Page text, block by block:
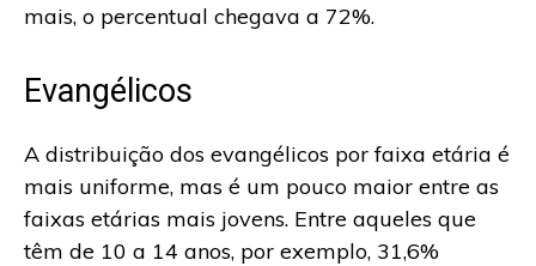
mais, o percentual chegava a 72%.
Evangélicos
A distribuição dos evangélicos por faixa etária é
mais uniforme, mas é um pouco maior entre as
faixas etárias mais jovens. Entre aqueles que
têm de 10 a 14 anos, por exemplo, 31,6%